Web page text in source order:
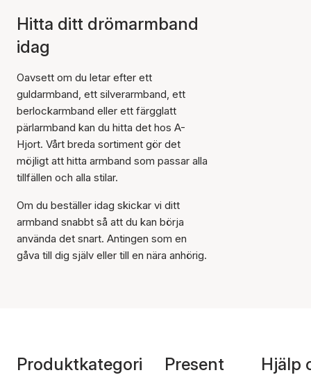
Hitta ditt drömarmband
idag
Oavsett om du letar efter ett
guldarmband, ett silverarmband, ett
berlockarmband eller ett färgglatt
pärlarmband kan du hitta det hos A-
Hjort. Vårt breda sortiment gör det
möjligt att hitta armband som passar alla
tillfällen och alla stilar.
Om du beställer idag skickar vi ditt
armband snabbt så att du kan börja
använda det snart. Antingen som en
gåva till dig själv eller till en nära anhörig.
Produktkategori
Present
Hjälp